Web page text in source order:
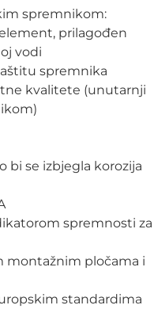
spremnikom:
prilagođen
vodi
spremnika
kvalitete (unutarnji
bi se izbjegla korozija
spremnosti za
montažnim pločama i
standardima